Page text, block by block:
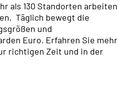
als 130 Standorten arbeiten
Täglich bewegt die
und
Euro. Erfahren Sie mehr
richtigen Zeit und in der